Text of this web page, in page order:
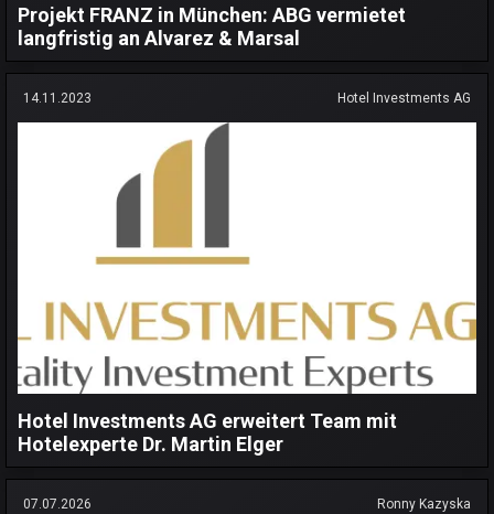
Projekt FRANZ in München: ABG vermietet
langfristig an Alvarez & Marsal
14.11.2023 Hotel Investments AG
Hotel Investments AG erweitert Team mit
Hotelexperte Dr. Martin Elger
07.07.2026 Ronny Kazyska